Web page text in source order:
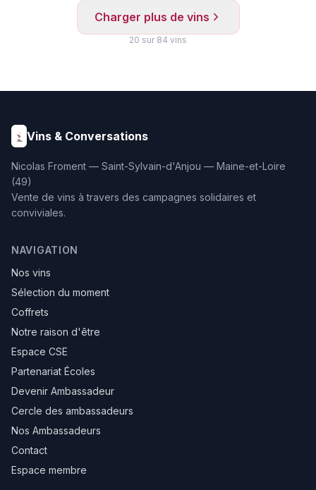
accompagné d'un
délicieux bloc de foie gras
de canard au Coteaux du
prestige : un authentique
foie gras de canard entier à
la fleur de sel (125g), de
délicats émiettés de
Charger plus de vins
20 sur 84 vins
Vins & Conversations
Nicolas Froment — Saint-Sylvain-d'Anjou — Maine-et-Loire
(49)
Vente de vins à travers des campagnes solidaires et
conviviales.
NAVIGATION
Nos vins
Sélection du moment
Coffrets
Notre raison d'être
Espace CSE
Partenariat Écoles
Devenir Ambassadeur
Cercle des ambassadeurs
Nos Ambassadeurs
Contact
Espace membre